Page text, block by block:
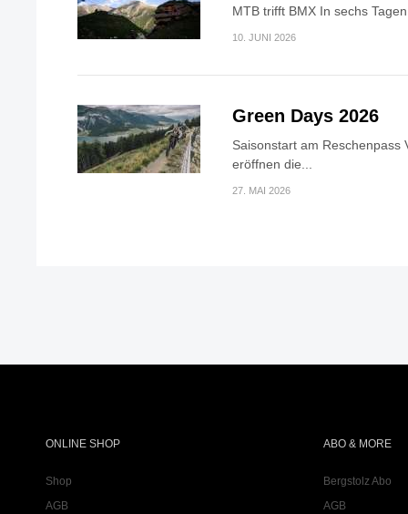
MTB trifft BMX In sechs
10. JUNI 2026
Green Days 2026
Saisonstart am Reschenpass
eröffnen die...
27. MAI 2026
ONLINE SHOP
Shop
AGB
ABO & MORE
Bergstolz Abo
AGB